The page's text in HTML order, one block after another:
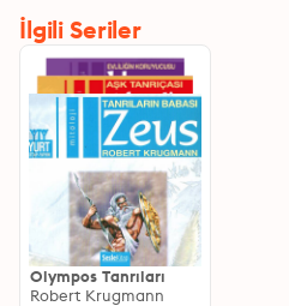
İlgili Seriler
Olympos Tanrıları
Robert Krugmann